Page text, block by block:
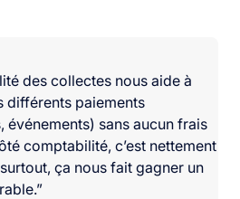
des collectes nous aide à
différents paiements
événements) sans aucun frais
comptabilité, c’est nettement
ça nous fait gagner un